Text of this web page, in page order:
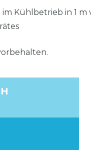
Kühlbetrieb in 1 m